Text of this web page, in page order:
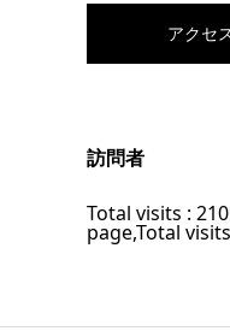
アクセ
訪問者
Total visits :
page,Total